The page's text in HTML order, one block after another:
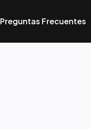
Preguntas Frecuentes